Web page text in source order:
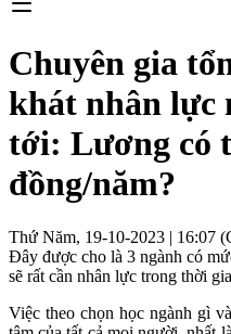
Chuyên gia
khát nhân lực
tới: Lương có
đồng/năm?
Thứ Năm, 19-10-2023 | 16:07
Đây được cho là 3 ngành có
sẽ rất cần nhân lực trong thời
Việc theo chọn học ngành gì